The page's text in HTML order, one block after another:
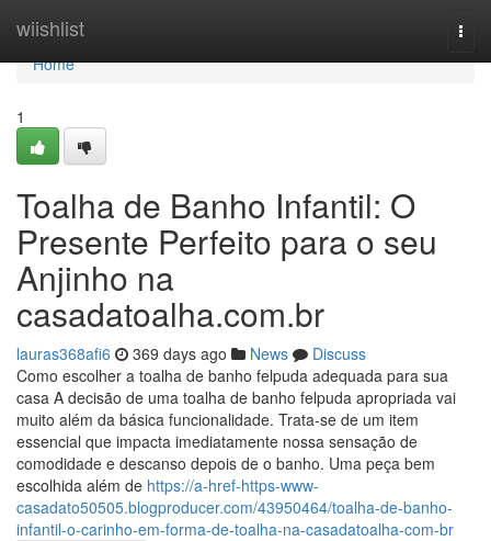
wiishlist
Home
Home
1
Toalha de Banho Infantil: O
Presente Perfeito para o seu
Anjinho na
casadatoalha.com.br
lauras368afi6 369 days ago News
Discuss
Como escolher a toalha de banho felpuda adequada para sua
casa A decisão de uma toalha de banho felpuda apropriada vai
muito além da básica funcionalidade. Trata-se de um item
essencial que impacta imediatamente nossa sensação de
comodidade e descanso depois de o banho. Uma peça bem
escolhida além de https://a-href-https-www-
casadato50505.blogproducer.com/43950464/toalha-de-banho-
infantil-o-carinho-em-forma-de-toalha-na-casadatoalha-com-br